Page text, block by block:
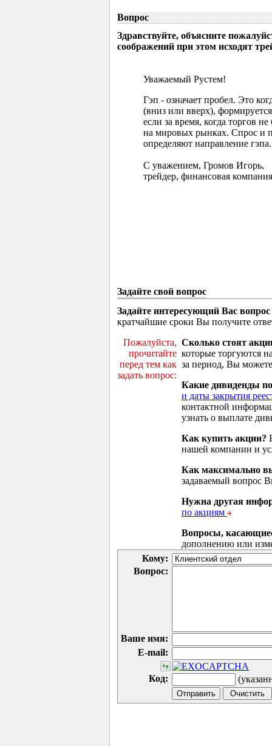
Вопрос
Здравствуйте, объясните
соображений при этом исходят
Уважаемый Рустем!
Гэп - означает пробел. Это
(вниз или вверх),
если за время, когда торгов
на мировых рынках. Спрос и
определяют направление гэпа.
С уважением, Громов Игорь,
трейдер, финансовая
Задайте свой вопрос
Задайте интересующий Вас вопрос
кратчайшие сроки Вы получите
Пожалуйста,
прочитайте
перед тем как
задать вопрос:
Сколько стоят
которые торгуются
за период, Вы
Какие дивиденды
и даты закрытия
контактной
узнать о выплате
Как купить акции?
нашей компании и
Как максимально
задаваемый вопрос
Нужна другая
по акциям
Вопросы,
дополнению или
Кому:
Вопрос:
Ваше имя:
E-mail:
Код: